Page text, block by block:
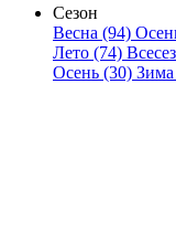
Сезон
Весна (94)
Лето (74)
Осень (30)